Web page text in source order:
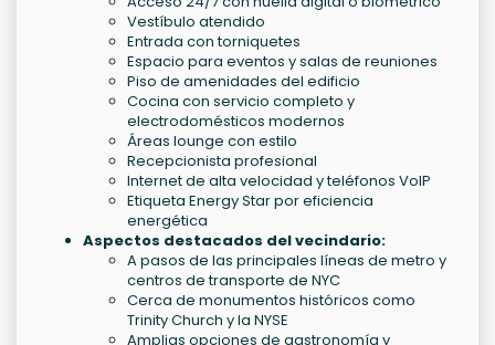
Vestíbulo atendido
Entrada con torniquetes
Espacio para eventos y salas de reuniones
Piso de amenidades del edificio
Cocina con servicio completo y
electrodomésticos modernos
Áreas lounge con estilo
Recepcionista profesional
Internet de alta velocidad y teléfonos VoIP
Etiqueta Energy Star por eficiencia
energética
Aspectos destacados del vecindario:
A pasos de las principales líneas de metro y
centros de transporte de NYC
Cerca de monumentos históricos como
Trinity Church y la NYSE
Amplias opciones de gastronomía y